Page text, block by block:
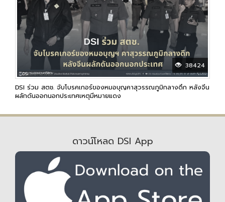
38424
DSI ร่วม สตช. จับโบรคเกอร์ของหมอบุญคาสุวรรณภูมิกลางดึก หลังจีน
ผลักดันออกนอกประเทศเหตุมีหมายแดง
ดาวน์โหลด DSI App